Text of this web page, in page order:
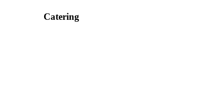
Catering